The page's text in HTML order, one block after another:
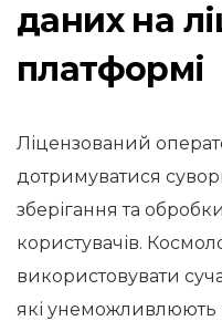
даних на
платформі
Ліцензований
дотримуватися
зберігання та
користувачів.
використовувати
які унеможливлюють